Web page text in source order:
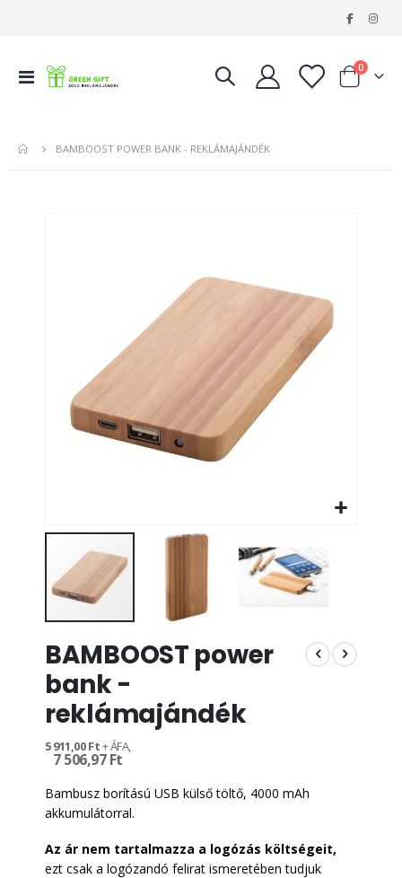
Navigáció
Kosár
0tételeket
BAMBOOST POWER BANK - REKLÁMAJÁNDÉK
a
képgaléria
elejére
BAMBOOST power
bank -
reklámajándék
7 506,97 Ft
5 911,00 Ft
Bambusz borítású USB külső töltő, 4000 mAh
akkumulátorral.
Az ár nem tartalmazza a logózás költségeit,
ezt csak a logózandó felirat ismeretében tudjuk